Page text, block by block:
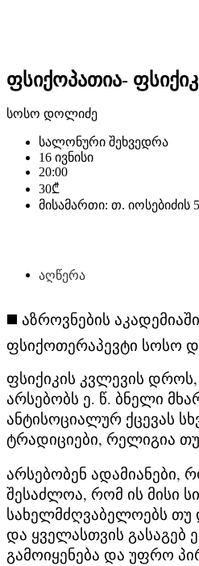
ფსიქოპათია-
სოსო დოლიძე
სალონური შეხვედრა
16 ივნისი
20:00
30₾
მისამართი: თ. იოსებიძის
აღწერა
◼️ აზროვნების აკადემიაში
ფსიქოთერაპევტი სოსო
ფსიქიკის კვლევის
არსებობს ე. წ. ბნელი
ანტისოციალურ ქცევას
ტრადიციები, რელიგია
არსებობენ
შესაძლოა, რომ ის მისი
სახელმძღვაბელოებს
და ყველასთვის
გამოიყენება და უფრო